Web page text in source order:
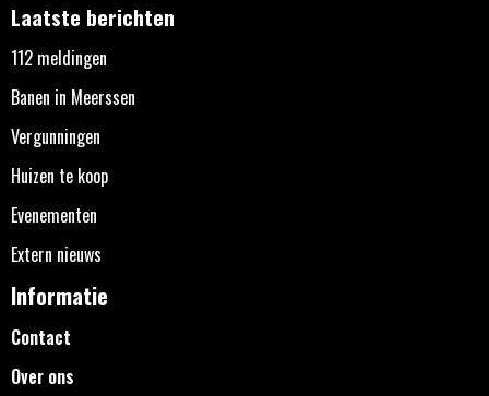
Laatste berichten
112 meldingen
Banen in Meerssen
Vergunningen
Huizen te koop
Evenementen
Extern nieuws
Informatie
Contact
Over ons